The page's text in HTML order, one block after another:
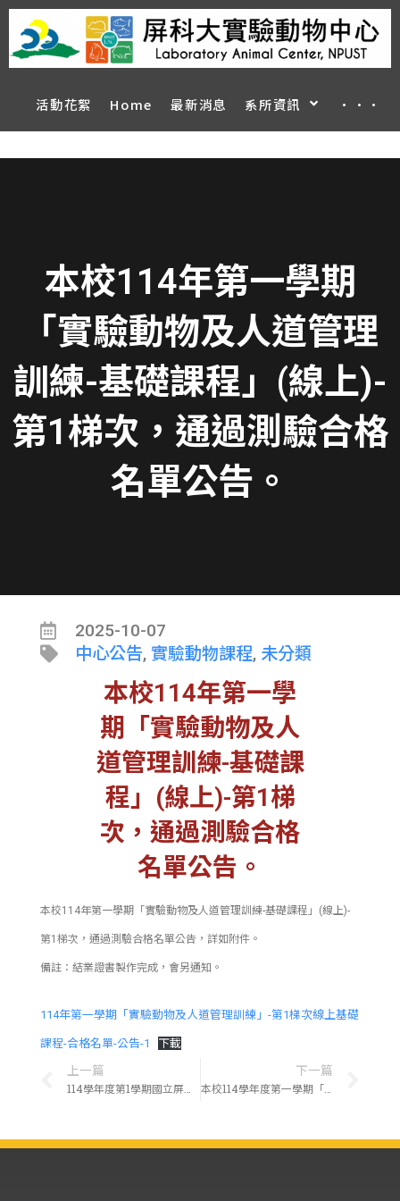
活動花絮 Home 最新消息 系所資訊 ···
本校114年第一學期
「實驗動物及人道管理
訓練-基礎課程」(線上)-
第1梯次，通過測驗合格
名單公告。
2025-10-07
中心公告, 實驗動物課程, 未分類
本校114年第一學
期「實驗動物及人
道管理訓練-基礎課
程」(線上)-第1梯
次，通過測驗合格
名單公告。
本校114年第一學期「實驗動物及人道管理訓練-基礎課程」(線上)-
第1梯次，通過測驗合格名單公告，詳如附件。
備註：結業證書製作完成，會另通知。
114年第一學期「實驗動物及人道管理訓練」-第1梯次線上基礎
課程-合格名單-公告-1 下載
上一篇
114學年度第1學期國立屏東科技大學實驗動物操作技術課程(兩生爬行動物)訂於114年11月14日(星期五)開課，即日起開始報名。
下一篇
本校114學年度第一學期「實驗動物及人道管理訓練-基礎課程」(線上)-第1梯次，合格證書即日起請至「實驗動物中心」領取